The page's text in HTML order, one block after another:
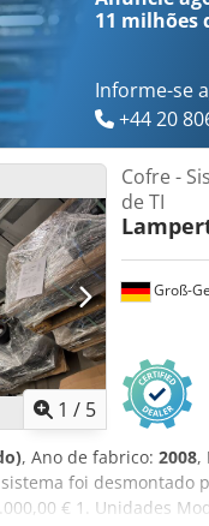
11 milhões
Informe-se
+44 20
1 / 5
Groß-
Cofre -
de TI
, Ano de fabrico: 2008,
foi desmontado
€ 1. Unidades